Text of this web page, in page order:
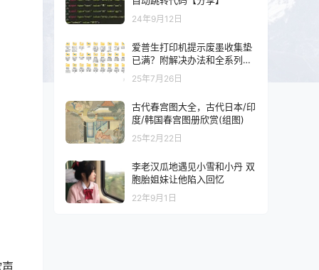
24年9月12日
爱普生打印机提示废墨收集垫
已满？附解决办法和全系列清
零工具和教程
25年7月26日
古代春宫图大全，古代日本/印
度/韩国春宫图册欣赏(组图)
25年2月22日
李老汉瓜地遇见小雪和小丹 双
胞胎姐妹让他陷入回忆
22年9月1日